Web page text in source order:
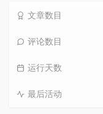
文章数目
评论数目
运行天数
最后活动